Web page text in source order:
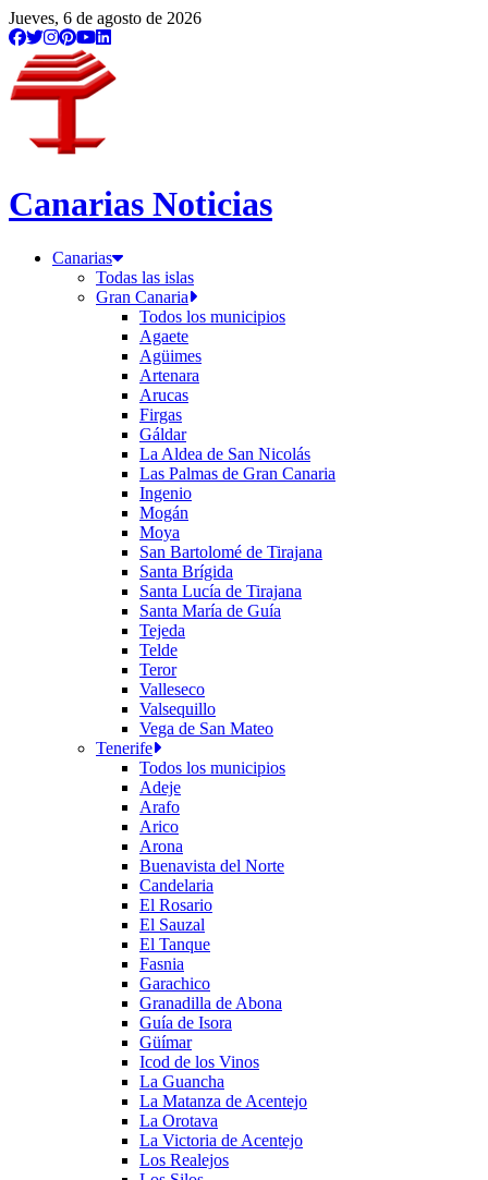
Jueves, 6 de agosto de 2026
Canarias Noticias
Canarias
Todas las islas
Gran Canaria
Todos los municipios
Agaete
Agüimes
Artenara
Arucas
Firgas
Gáldar
La Aldea de San Nicolás
Las Palmas de Gran Canaria
Ingenio
Mogán
Moya
San Bartolomé de Tirajana
Santa Brígida
Santa Lucía de Tirajana
Santa María de Guía
Tejeda
Telde
Teror
Valleseco
Valsequillo
Vega de San Mateo
Tenerife
Todos los municipios
Adeje
Arafo
Arico
Arona
Buenavista del Norte
Candelaria
El Rosario
El Sauzal
El Tanque
Fasnia
Garachico
Granadilla de Abona
Guía de Isora
Güímar
Icod de los Vinos
La Guancha
La Matanza de Acentejo
La Orotava
La Victoria de Acentejo
Los Realejos